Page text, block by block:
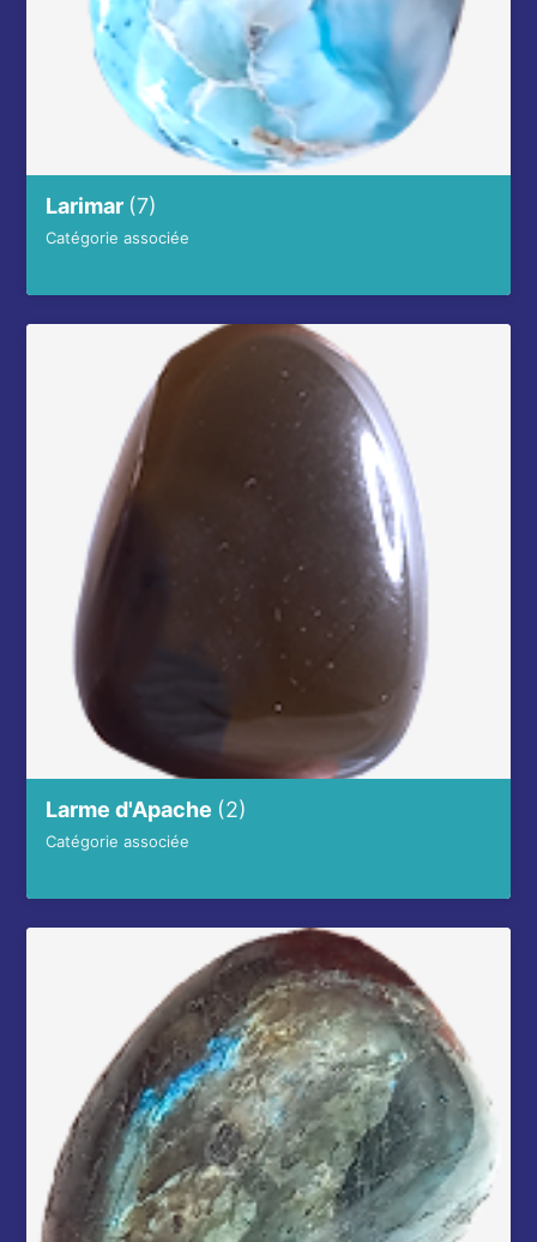
Larimar (7)
Catégorie associée
Larme d'Apache (2)
Catégorie associée